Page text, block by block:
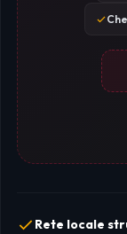
Rete locale